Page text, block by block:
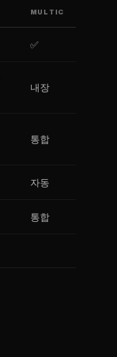
MULTIC
✅
내장
통합
자동
통합